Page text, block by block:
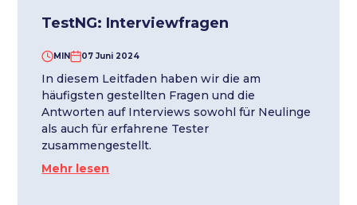
TestNG: Interviewfragen
MIN 07 Juni 2024
In diesem Leitfaden haben wir die am
häufigsten gestellten Fragen und die
Antworten auf Interviews sowohl für Neulinge
als auch für erfahrene Tester
zusammengestellt.
Mehr lesen